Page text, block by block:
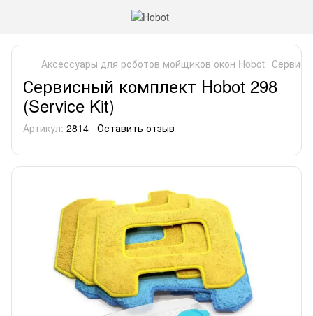
Аксессуары для роботов мойщиков окон Hobot
Сервисный комплект Hobot 298
(Service Kit)
Артикул: 2814 Оставить отзыв